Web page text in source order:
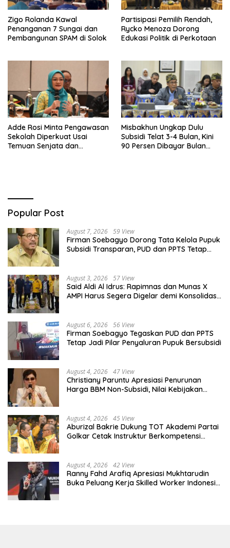
Zigo Rolanda Kawal
Penanganan 7 Sungai dan
Pembangunan SPAM di Solok
Partisipasi Pemilih Rendah,
Rycko Menoza Dorong
Edukasi Politik di Perkotaan
Adde Rosi Minta Pengawasan
Sekolah Diperkuat Usai
Temuan Senjata dan
Misbakhun Ungkap Dulu
Subsidi Telat 3-4 Bulan, Kini
90 Persen Dibayar Bulan
Popular Post
August 7, 2026 59 View
Firman Soebagyo Dorong Tata Kelola Pupuk
Subsidi Transparan, PUD dan PPTS Tetap
August 3, 2026 57 View
Said Aldi Al Idrus: Rapimnas dan Munas X
AMPI Harus Segera Digelar demi Konsolidasi
August 6, 2026 56 View
Firman Soebagyo Tegaskan PUD dan PPTS
Tetap Jadi Pilar Penyaluran Pupuk Bersubsidi
August 4, 2026 47 View
Christiany Paruntu Apresiasi Penurunan
Harga BBM Non-Subsidi, Nilai Kebijakan
August 4, 2026 45 View
Aburizal Bakrie Dukung TOT Akademi Partai
Golkar Cetak Instruktur Berkompetensi
August 4, 2026 42 View
Ranny Fahd Arafiq Apresiasi Mukhtarudin
Buka Peluang Kerja Skilled Worker Indonesia